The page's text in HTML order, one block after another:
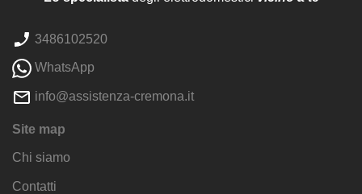
3486102520
WhatsApp
info@assistenza-cremona.it
Site map
Chi siamo
Contatti